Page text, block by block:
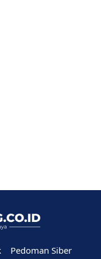
Pedoman Siber